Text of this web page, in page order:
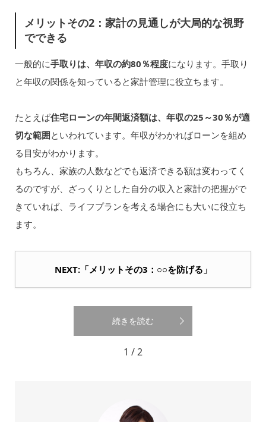
メリットその2：家計の見通しが大局的な視野
でできる
一般的に手取りは、年収の約80％程度になります。手取り
と年収の関係を知っていると家計管理に役立ちます。
たとえば住宅ローンの年間返済額は、年収の25～30％が適
切な範囲といわれています。年収がわかればローンを組め
る目安がわかります。
もちろん、家族の人数などでも返済できる額は変わってく
るのですが、ざっくりとした自分の収入と家計の把握がで
きていれば、ライフプランを考える場合にも大いに役立ち
ます。
NEXT:「メリットその3：○○を防げる」
続きを読む
1 / 2